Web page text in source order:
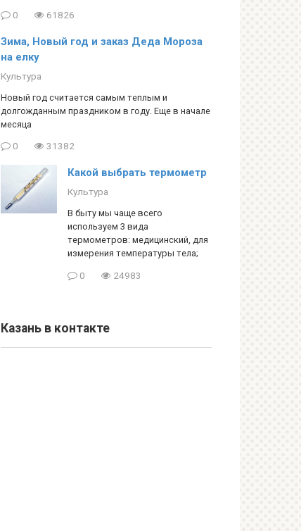
0 61826
Зима, Новый год и заказ Деда Мороза
на елку
Культура
Новый год считается самым теплым и
долгожданным праздником в году. Еще в начале
месяца
0 31382
Какой выбрать термометр
Культура
В быту мы чаще всего
используем 3 вида
термометров: медицинский, для
измерения температуры тела;
0 24983
Казань в контакте